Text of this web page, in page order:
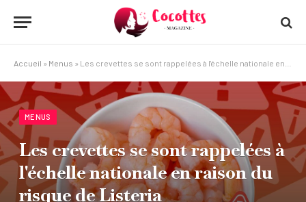
Accueil » Menus » Les crevettes se sont rappelées à l'échelle nationale en raison du risque de Listeria
MENUS
Les crevettes se sont rappelées à
l'échelle nationale en raison du
risque de Listeria